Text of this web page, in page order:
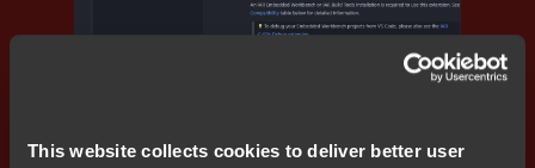
This website collects cookies to deliver better user
の性能改善